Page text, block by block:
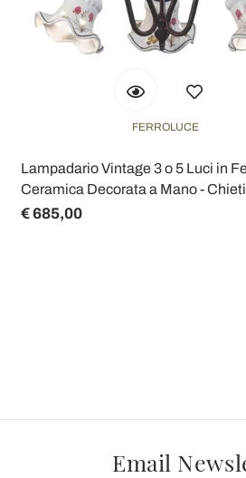
FERROLUCE
Lampadario Vintage 3 o 5 Luci in
Ceramica Decorata a Mano - Chieti
€ 685,00
Email